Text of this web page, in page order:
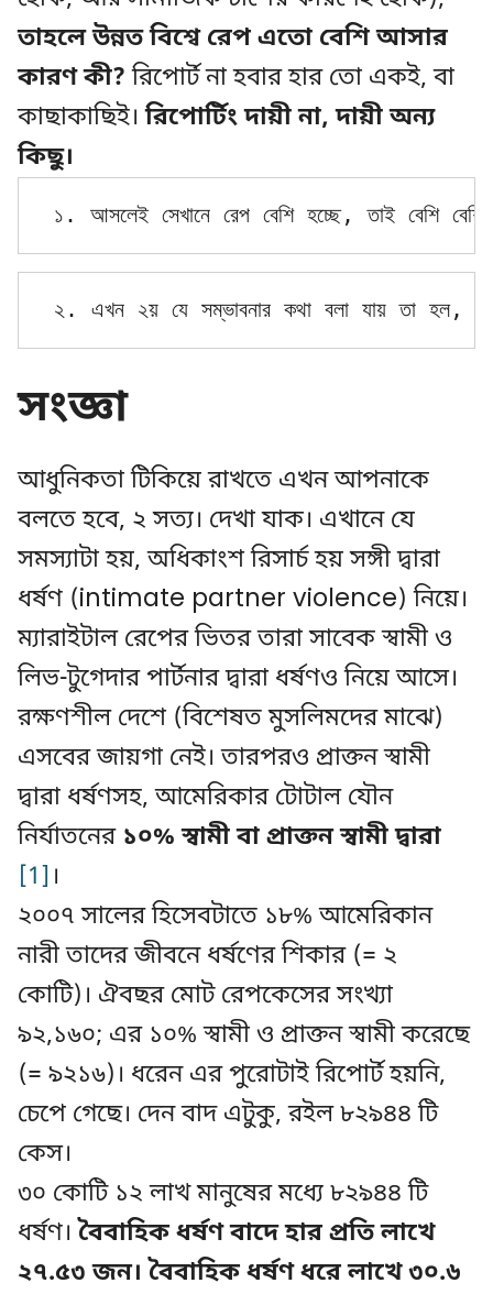
তাহলে উন্নত বিশ্বে রেপ এতো বেশি আসার
কারণ কী? রিপোর্ট না হবার হার তো একই, বা
কাছাকাছিই।রিপোর্টিং দায়ী না, দায়ী অন্য
কিছু।
১. আসলেই সেখানে রেপ বেশি হচ্ছে, তাই বেশি
২. এখন ২য় যে সম্ভাবনার কথা বলা যায় তা হল,
সংজ্ঞা
আধুনিকতা টিকিয়ে রাখতে এখন আপনাকে
বলতে হবে, ২ সত্য। দেখা যাক। এখানে যে
সমস্যাটা হয়, অধিকাংশ রিসার্চ হয় সঙ্গী দ্বারা
ধর্ষণ (intimate partner violence) নিয়ে।
ম্যারাইটাল রেপের ভিতর তারা সাবেক স্বামী ও
লিভ-টুগেদার পার্টনার দ্বারা ধর্ষণও নিয়ে আসে।
রক্ষণশীল দেশে (বিশেষত মুসলিমদের মাঝে)
এসবের জায়গা নেই। তারপরও প্রাক্তন স্বামী
দ্বারা ধর্ষণসহ, আমেরিকার টোটাল যৌন
নির্যাতনের ১০% স্বামী বা প্রাক্তন স্বামী দ্বারা
[1] ।
২০০৭ সালের হিসেবটাতে ১৮% আমেরিকান
নারী তাদের জীবনে ধর্ষণের শিকার (= ২
কোটি)। ঐবছর মোট রেপকেসের সংখ্যা
৯২,১৬০; এর ১০% স্বামী ও প্রাক্তন স্বামী করেছে
(= ৯২১৬)। ধরেন এর পুরোটাই রিপোর্ট হয়নি,
চেপে গেছে। দেন বাদ এটুকু, রইল ৮২৯৪৪ টি
কেস।
৩০ কোটি ১২ লাখ মানুষের মধ্যে ৮২৯৪৪ টি
ধর্ষণ। বৈবাহিক ধর্ষণ বাদে হার প্রতি লাখে
২৭.৫৩ জন। বৈবাহিক ধর্ষণ ধরে লাখে ৩০.৬